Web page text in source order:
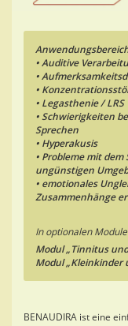
• Auditive
•
•
• Legasthenie / LRS
• Schwierigkeiten
Sprechen
• Hyperakusis
• Probleme mit
ungünstigen
• emotionales
Zusammenhänge
In optionalen
Modul „Tinnitus
Modul „Kleinkinder
BENAUDIRA ist eine